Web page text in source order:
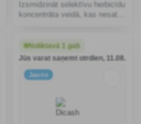
Izsmidzināt selektīvu herbicīdu
koncentrāta veidā, kas nesatur
uz nelauksaimniecībā
izmantojamas zemes un zem
Noliktavā 1 gab
Jūs varat saņemt otrdien, 11.08.
Jauns